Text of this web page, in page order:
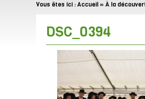
Vous êtes ici :Accueil » À la
DSC_0394